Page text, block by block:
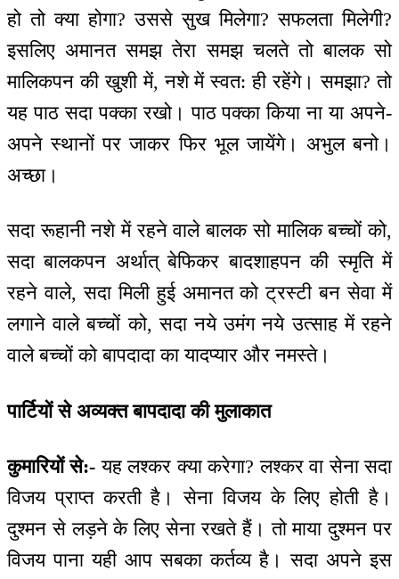
हो तो क्या होगा? उससे सुख मिलेगा? सफलता मिलेगी?
इसलिए अमानत समझ तेरा समझ चलते तो बालक सो
मालिकपन की खुशी में, नशे में स्वत: ही रहेंगे। समझा? तो
यह पाठ सदा पक्का रखो। पाठ पक्का किया ना या अपने-
अपने स्थानों पर जाकर फिर भूल जायेंगे। अभुल बनो।
अच्छा।
सदा रूहानी नशे में रहने वाले बालक सो मालिक बच्चों को,
सदा बालकपन अर्थात् बेफिकर बादशाहपन की स्मृति में
रहने वाले, सदा मिली हुई अमानत को ट्रस्टी बन सेवा में
लगाने वाले बच्चों को, सदा नये उमंग नये उत्साह में रहने
वाले बच्चों को बापदादा का यादप्यार और नमस्ते।
पार्टियों से अव्यक्त बापदादा की मुलाकात
कुमारियों से:- यह लश्कर क्या करेगा? लश्कर वा सेना सदा
विजय प्राप्त करती है। सेना विजय के लिए होती है।
दुश्मन से लड़ने के लिए सेना रखते हैं। तो माया दुश्मन पर
विजय पाना यही आप सबका कर्तव्य है। सदा अपने इस